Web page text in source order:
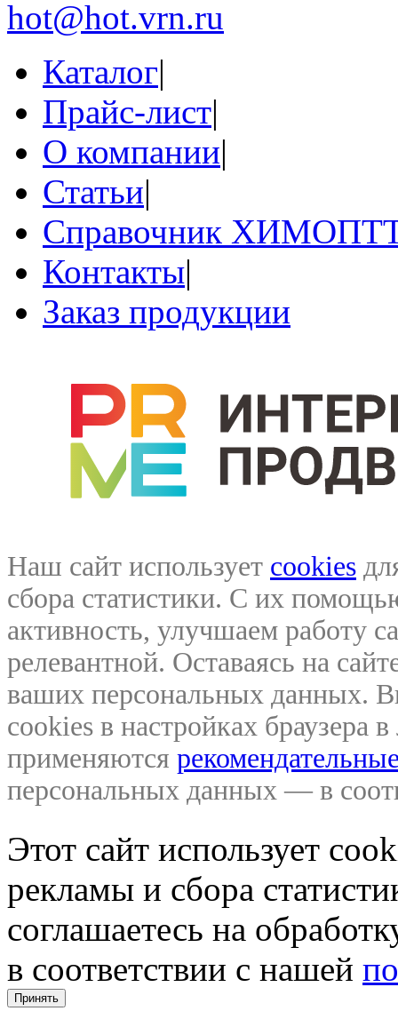
hot@hot.vrn.ru
Каталог|
Прайс-лист|
О компании|
Статьи|
Справочник
Контакты|
Заказ продукции
Наш сайт использует cookies
сбора статистики. С их
активность, улучшаем работу
релевантной. Оставаясь на
ваших персональных данных.
cookies в настройках браузера
применяются
персональных данных — в
Этот сайт использует
рекламы и сбора
соглашаетесь на
в соответствии с нашей
Принять